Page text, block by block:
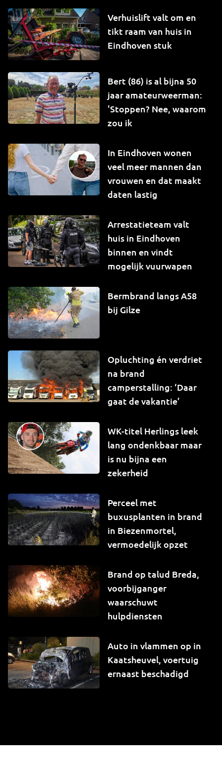
Verhuislift valt om en
tikt raam van huis in
Eindhoven stuk
Bert (86) is al bijna 50
jaar amateurweerman:
'Stoppen? Nee, waarom
zou ik
In Eindhoven wonen
veel meer mannen dan
vrouwen en dat maakt
daten lastig
Arrestatieteam valt
huis in Eindhoven
binnen en vindt
mogelijk vuurwapen
Bermbrand langs A58
bij Gilze
Opluchting én verdriet
na brand
camperstalling: ‘Daar
gaat de vakantie’
WK-titel Herlings leek
lang ondenkbaar maar
is nu bijna een
zekerheid
Perceel met
buxusplanten in brand
in Biezenmortel,
vermoedelijk opzet
Brand op talud Breda,
voorbijganger
waarschuwt
hulpdiensten
Auto in vlammen op in
Kaatsheuvel, voertuig
ernaast beschadigd